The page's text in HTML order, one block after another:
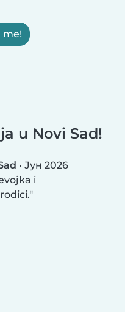
me!
u Novi Sad!
• Јун 2026
i